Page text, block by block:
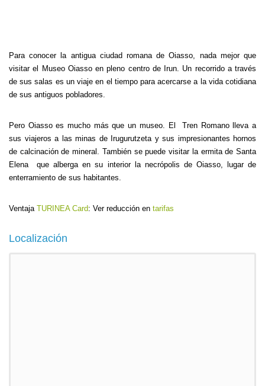
Para conocer la antigua ciudad romana de Oiasso, nada mejor que
visitar el Museo Oiasso en pleno centro de Irun. Un recorrido a través
de sus salas es un viaje en el tiempo para acercarse a la vida cotidiana
de sus antiguos pobladores.
Pero Oiasso es mucho más que un museo. El Tren Romano lleva a
sus viajeros a las minas de Irugurutzeta y sus impresionantes hornos
de calcinación de mineral. También se puede visitar la ermita de Santa
Elena que alberga en su interior la necrópolis de Oiasso, lugar de
enterramiento de sus habitantes.
Ventaja TURINEA Card: Ver reducción en tarifas
Localización